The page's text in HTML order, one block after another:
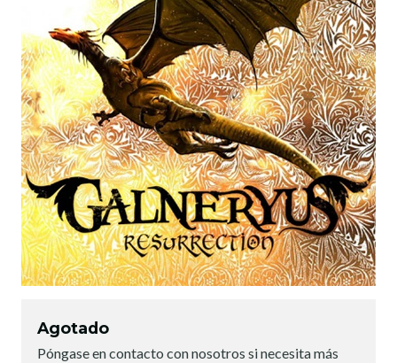
Agotado
Póngase en contacto con nosotros si necesita más